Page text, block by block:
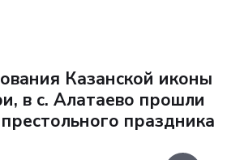
Казанской иконы
в с. Алатаево прошли
праздника